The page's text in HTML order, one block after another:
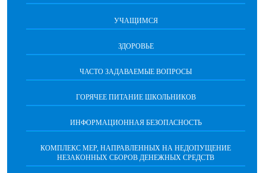
УЧАЩИМСЯ
ЗДОРОВЬЕ
ЧАСТО ЗАДАВАЕМЫЕ ВОПРОСЫ
ГОРЯЧЕЕ ПИТАНИЕ ШКОЛЬНИКОВ
ИНФОРМАЦИОННАЯ БЕЗОПАСНОCТЬ
КОМПЛЕКС МЕР, НАПРАВЛЕННЫХ НА НЕДОПУЩЕНИЕ
НЕЗАКОННЫХ СБОРОВ ДЕНЕЖНЫХ СРЕДСТВ